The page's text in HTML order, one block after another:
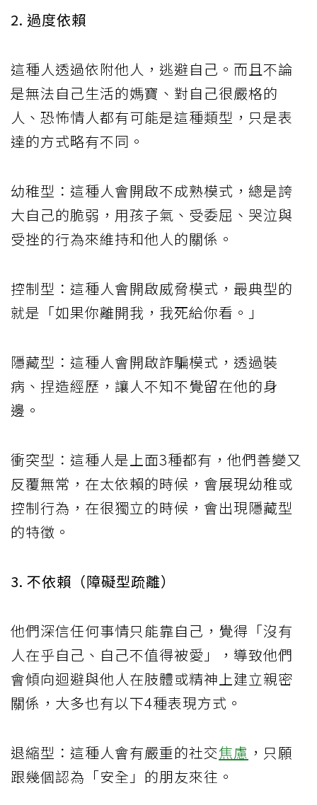
2. 過度依賴
這種人透過依附他人，逃避自己。而且不論
是無法自己生活的媽寶、對自己很嚴格的
人、恐怖情人都有可能是這種類型，只是表
達的方式略有不同。
幼稚型：這種人會開啟不成熟模式，總是誇
大自己的脆弱，用孩子氣、受委屈、哭泣與
受挫的行為來維持和他人的關係。
控制型：這種人會開啟威脅模式，最典型的
就是「如果你離開我，我死給你看。」
隱藏型：這種人會開啟詐騙模式，透過裝
病、捏造經歷，讓人不知不覺留在他的身
邊。
衝突型：這種人是上面3種都有，他們善變又
反覆無常，在太依賴的時候，會展現幼稚或
控制行為，在很獨立的時候，會出現隱藏型
的特徵。
3. 不依賴（障礙型疏離）
他們深信任何事情只能靠自己，覺得「沒有
人在乎自己、自己不值得被愛」，導致他們
會傾向迴避與他人在肢體或精神上建立親密
關係，大多也有以下4種表現方式。
退縮型：這種人會有嚴重的社交焦慮 ，只願
跟幾個認為「安全」的朋友來往。